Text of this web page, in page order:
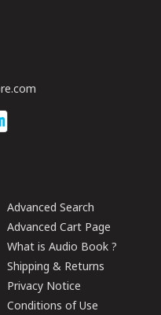
Advanced Search
Advanced Cart Page
What is Audio Book ?
Shipping & Returns
Privacy Notice
Conditions of Use